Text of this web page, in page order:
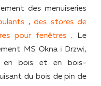
des menuiseries
, des stores de
pour fenêtres . Le
MS Okna i Drzwi,
en bois et en bois-
du bois de pin de